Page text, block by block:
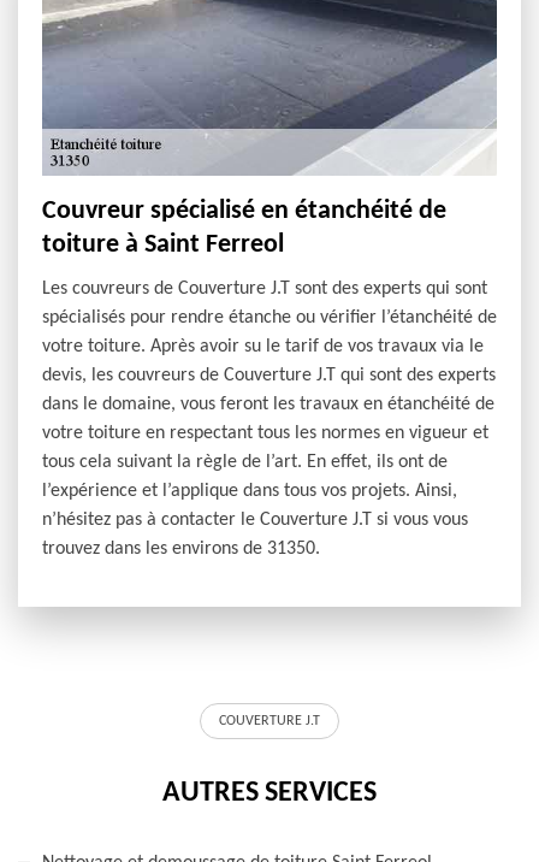
Couvreur spécialisé en étanchéité de
toiture à Saint Ferreol
Les couvreurs de Couverture J.T sont des experts qui sont
spécialisés pour rendre étanche ou vérifier l’étanchéité de
votre toiture. Après avoir su le tarif de vos travaux via le
devis, les couvreurs de Couverture J.T qui sont des experts
dans le domaine, vous feront les travaux en étanchéité de
votre toiture en respectant tous les normes en vigueur et
tous cela suivant la règle de l’art. En effet, ils ont de
l’expérience et l’applique dans tous vos projets. Ainsi,
n’hésitez pas à contacter le Couverture J.T si vous vous
trouvez dans les environs de 31350.
COUVERTURE J.T
AUTRES SERVICES